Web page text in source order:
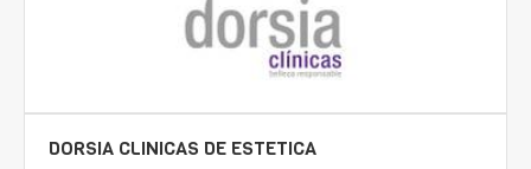
DORSIA CLINICAS DE ESTETICA